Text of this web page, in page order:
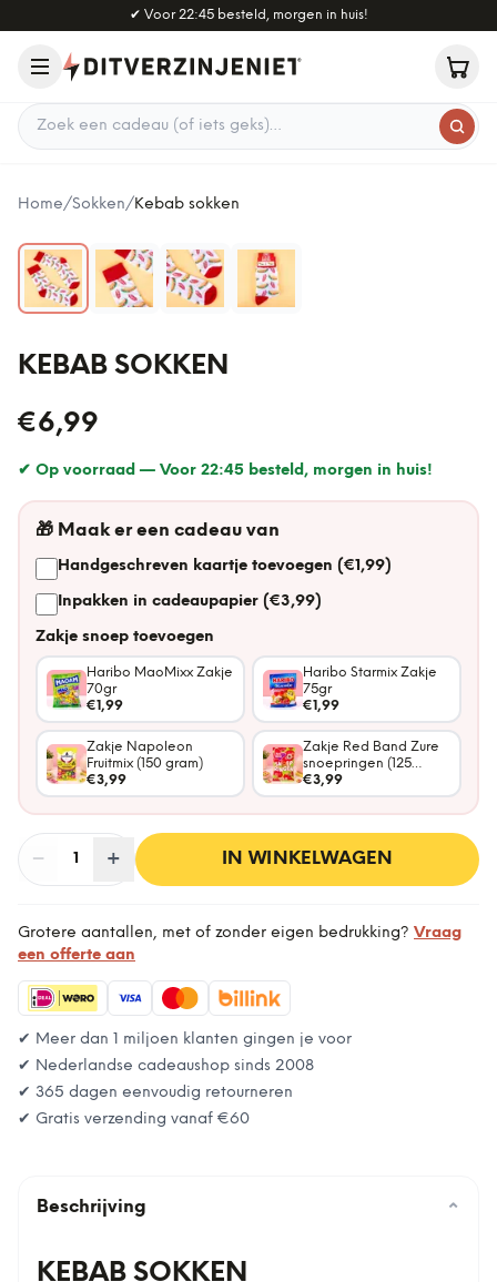
Naar hoofdinhoud
✔ Voor 22:45 besteld, morgen in huis!
Zoek een cadeau
Home/Sokken/Kebab sokken
KEBAB SOKKEN
€6,99
✔ Op voorraad — Voor 22:45 besteld, morgen in huis!
🎁 Maak er een cadeau van
Handgeschreven kaartje toevoegen (€1,99)
Inpakken in cadeaupapier (€3,99)
Zakje snoep toevoegen
Haribo MaoMixx Zakje
70gr
€1,99
Haribo Starmix Zakje
75gr
€1,99
Zakje Napoleon
Fruitmix (150 gram)
€3,99
Zakje Red Band Zure
snoepringen (125
gram)
€3,99
− Aantal
1 + IN WINKELWAGEN
Grotere aantallen, met of zonder eigen bedrukking? Vraag
een offerte aan
✔ Meer dan 1 miljoen klanten gingen je voor
✔ Nederlandse cadeaushop sinds 2008
✔ 365 dagen eenvoudig retourneren
✔ Gratis verzending vanaf €60
Beschrijving ⌄
KEBAB SOKKEN